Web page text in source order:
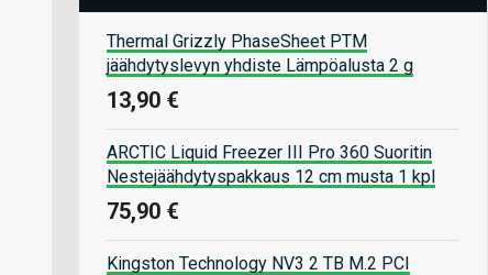
Thermal Grizzly PhaseSheet PTM
jäähdytyslevyn yhdiste Lämpöalusta 2 g
13,90 €
ARCTIC Liquid Freezer III Pro 360 Suoritin
Nestejäähdytyspakkaus 12 cm musta 1 kpl
75,90 €
Kingston Technology NV3 2 TB M.2 PCI